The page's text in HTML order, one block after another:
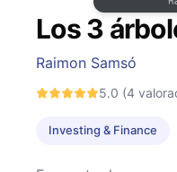
Los 3
Raimon Samsó
5.0 (4
Investing & Finance